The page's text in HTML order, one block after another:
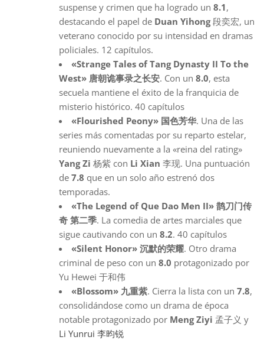
suspense y crimen que ha logrado un 8.1,
destacando el papel de Duan Yihong段奕宏, un
veterano conocido por su intensidad en dramas
policiales. 12 capítulos.
«Strange Tales of Tang Dynasty II To the
West» 唐朝诡事录之长安. Con un 8.0, esta
secuela mantiene el éxito de la franquicia de
misterio histórico. 40 capítulos
«Flourished Peony» 国色芳华. Una de las
series más comentadas por su reparto estelar,
reuniendo nuevamente a la «reina del rating»
Yang Zi 杨紫 con Li Xian 李现. Una puntuación
de 7.8 que en un solo año estrenó dos
temporadas.
«The Legend of Que Dao Men II» 鹊刀门传
奇 第二季. La comedia de artes marciales que
sigue cautivando con un 8.2. 40 capítulos
«Silent Honor» 沉默的荣耀. Otro drama
criminal de peso con un 8.0 protagonizado por
Yu Hewei 于和伟
«Blossom» 九重紫. Cierra la lista con un 7.8,
consolidándose como un drama de época
notable protagonizado por Meng Ziyi 孟子义 y
Li Yunrui 李昀锐